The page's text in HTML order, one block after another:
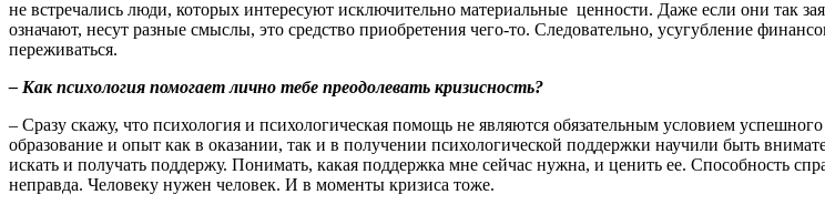
не встречались люди, которых интересуют исключительно материальные ценности. Даже если они так
означают, несут разные смыслы, это средство приобретения чего-то. Следовательно, усугубление
переживаться.
– Как психология помогает лично тебе преодолевать кризисность?
– Сразу скажу, что психология и психологическая помощь не являются обязательным условием
образование и опыт как в оказании, так и в получении психологической поддержки научили быть
искать и получать поддержу. Понимать, какая поддержка мне сейчас нужна, и ценить ее. Способность
неправда. Человеку нужен человек. И в моменты кризиса тоже.